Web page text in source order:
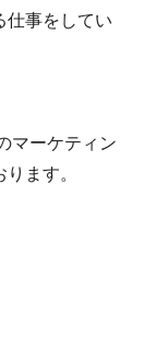
仕事をしてい
マーケティン
ます。